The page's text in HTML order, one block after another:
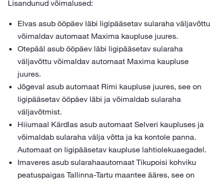
Lisandunud võimalused:
Elvas asub ööpäev läbi ligipääsetav sularaha väljavõttu
võimaldav automaat Maxima kaupluse juures.
Otepääl asub ööpäev läbi ligipääsetav sularaha
väljavõttu võimaldav automaat Maxima kaupluse
juures.
Jõgeval asub automaat Rimi kaupluse juures, see on
ligipääsetav ööpäev läbi ja võimaldab sularaha
väljavõtmist.
Hiiumaal Kärdlas asub automaat Selveri kaupluses ja
võimaldab sularaha välja võtta ja ka kontole panna.
Automaat on ligipääsetav kaupluse lahtiolekuaegadel.
Imaveres asub sularahaautomaat Tikupoisi kohviku
peatuspaigas Tallinna-Tartu maantee ääres, see on